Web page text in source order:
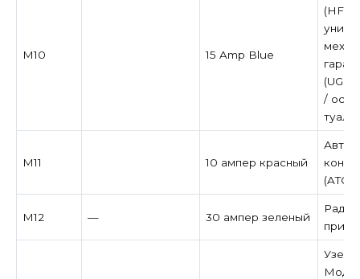
M10 15 Amp Blue
/
M11 10 ампер красный
(ATC)
M12 — 30 ампер зеленый
при
Узел